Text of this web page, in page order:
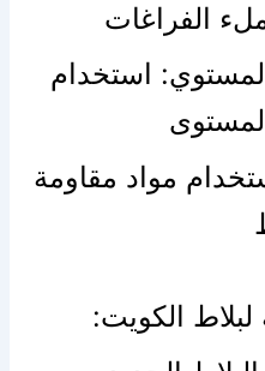
الفراغات
استخدام
مواد مقاومة
لبلاط الكويت: